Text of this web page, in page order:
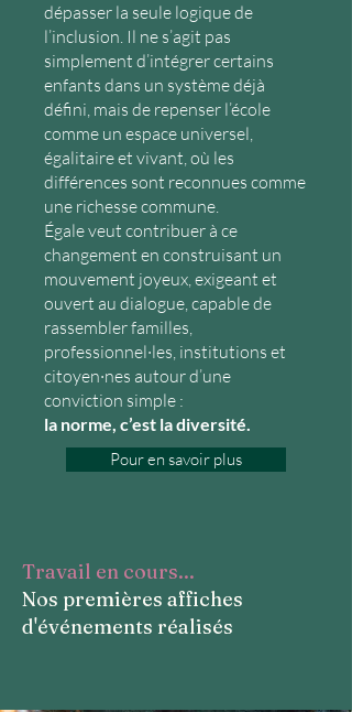
dépasser la seule logique de
l’inclusion. Il ne s’agit pas
simplement d’intégrer certains
enfants dans un système déjà
défini, mais de repenser l’école
comme un espace universel,
égalitaire et vivant, où les
différences sont reconnues comme
une richesse commune.
Égale veut contribuer à ce
changement en construisant un
mouvement joyeux, exigeant et
ouvert au dialogue, capable de
rassembler familles,
professionnel·les, institutions et
citoyen·nes autour d’une
conviction simple :
la norme, c’est la diversité.
Pour en savoir plus
Travail en cours...
Nos premières affiches
d'événements réalisés